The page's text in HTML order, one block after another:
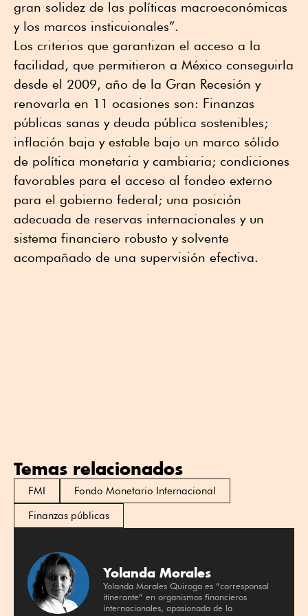
gran solidez de las políticas macroeconómicas
y los marcos insticuionales”.
Los criterios que garantizan el acceso a la
facilidad, que permitieron a México conseguirla
desde el 2009, año de la Gran Recesión y
renovarla en 11 ocasiones son: Finanzas
públicas sanas y deuda pública sostenibles;
inflación baja y estable bajo un marco sólido
de política monetaria y cambiaria; condiciones
favorables para el acceso al fondeo externo
para el gobierno federal; una posición
adecuada de reservas internacionales y un
sistema financiero robusto y solvente
acompañado de una supervisión efectiva.
Temas relacionados
FMI
Fondo Monetario Internacional
Finanzas públicas
Yolanda Morales
Yolanda Morales Quiroga es “corresponsal
itinerante” en organismos financieros
internacionales, apasionada de la